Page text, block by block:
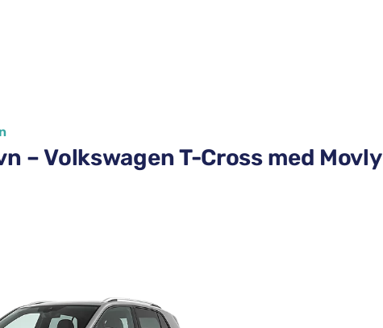
– Volkswagen T-Cross med Movly